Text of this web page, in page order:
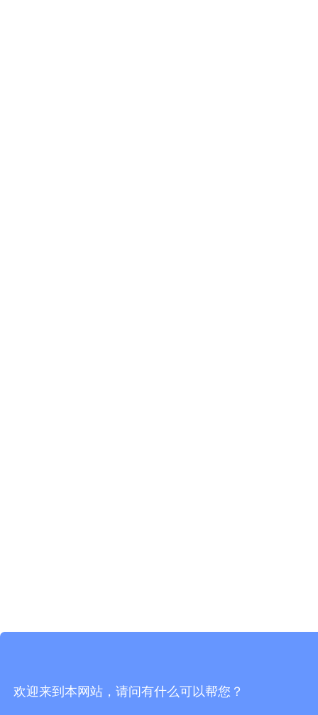
欢迎来到本网站，请问有什么可以帮您？